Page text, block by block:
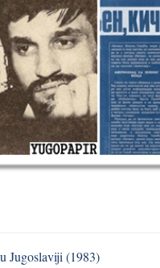
Jugoslaviji (1983)